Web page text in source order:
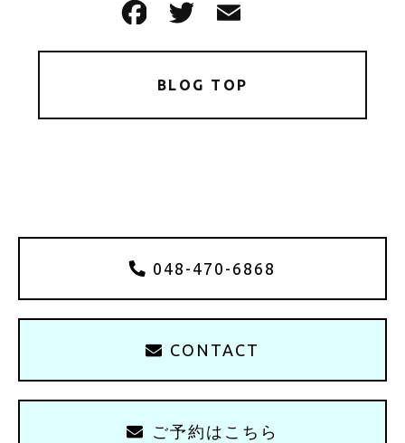
BLOG TOP
048-470-6868
CONTACT
ご予約はこちら